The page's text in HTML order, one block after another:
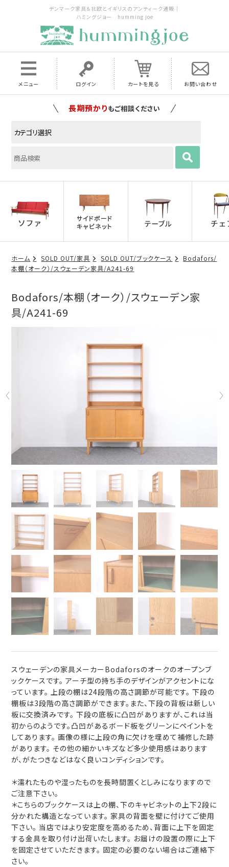
デンマーク家具＆北欧とイギリスのアンティーク通販｜
ハミングジョー humming joe
メニュー ログイン カートを見る お問い合わせ
家具の配送料は全国当店で負担いたします
ホーム SOLD OUT/家具 SOLD OUT/ブックケース
Bodafors/
本棚（オーク）/スウェーデン家具/A241-69
Bodafors/本棚（オーク）/スウェーデン家
具/A241-69
スウェーデンの家具メーカーBodaforsのオークのオープンブ
ックケースです。 アーチ型の持ち手のデザインがアクセントにな
っています。 上段の棚は24段階の高さ調節が可能です。 下段の
棚板は3段階の高さ調節ができます。また、下段の背板は新しい
板に交換済みです。 下段の底板に凸凹がありますが、これは当
初からのようです。凸凹があるボード板をグリーンにペイントを
してあります。 画像の様に上段の角に欠けを埋めて補修した跡
があります。 その他の細かいキズなど多少使用感はあります
が、がたつきなどはなく良いコンディションです。
＊濡れたものや湿ったものを長時間置くとしみになりますので
ご注意下さい。
＊こちらのブックケースは上の棚、下のキャビネットの上下2段に
分かれた構造となっています。 家具の背面を壁に付けてご使用
下さい。 当店ではより安定度を高めるため、背面に上下を固定
する金具を取り付け出荷いたします。 お届けの設置の際に上下
を固定させていただきます。 固定の必要のない場合はご連絡下
さい。